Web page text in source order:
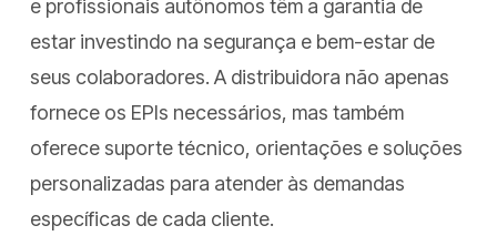
e profissionais autônomos têm a garantia de
estar investindo na segurança e bem-estar de
seus colaboradores. A distribuidora não apenas
fornece os EPIs necessários, mas também
oferece suporte técnico, orientações e soluções
personalizadas para atender às demandas
específicas de cada cliente.